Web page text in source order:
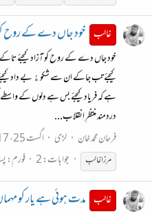
غالب خود جاں دے کے روح کو
خود جاں دے کے روح کو آزاد کیجئے تاکے
کیجئے تب جاکے ان سے شکوۀ بے داد
ہے کہ فریاد کیجئے بس ہے دلوں کے
دردمند منتظرِ انقلاب...
فرحان محمد خان
لڑی اگست 25، 2017
مرزاغالب جوابات: 2 فورم:
غالب مدت ہوئی ہے یار کو